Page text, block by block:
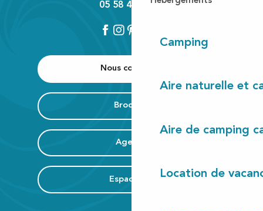
Camping
Aire naturelle et
Aire de camping
Location de
Nous contacter
Brochure
Agenda
Espace Pro
05 58 42 89 80